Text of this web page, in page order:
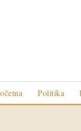
Politika